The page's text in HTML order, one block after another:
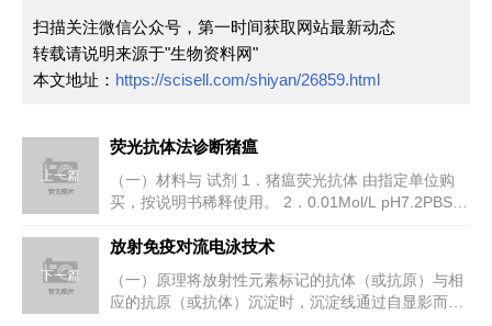
扫描关注微信公众号，第一时间获取网站最新动态
转载请说明来源于"生物资料网"
本文地址： https://scisell.com/shiyan/26859.html
上一篇
荧光抗体法诊断猪瘟
（一）材料与 试剂 1．猪瘟荧光抗体 由指定单位购
买，按说明书稀释使用。 2．0.01Mol/L pH7.2PBS液
下一篇
放射免疫对流电泳技术
（一）原理将放射性元素标记的抗体（或抗原）与相
应的抗原（或抗体）沉淀时，沉淀线通过自显影而证